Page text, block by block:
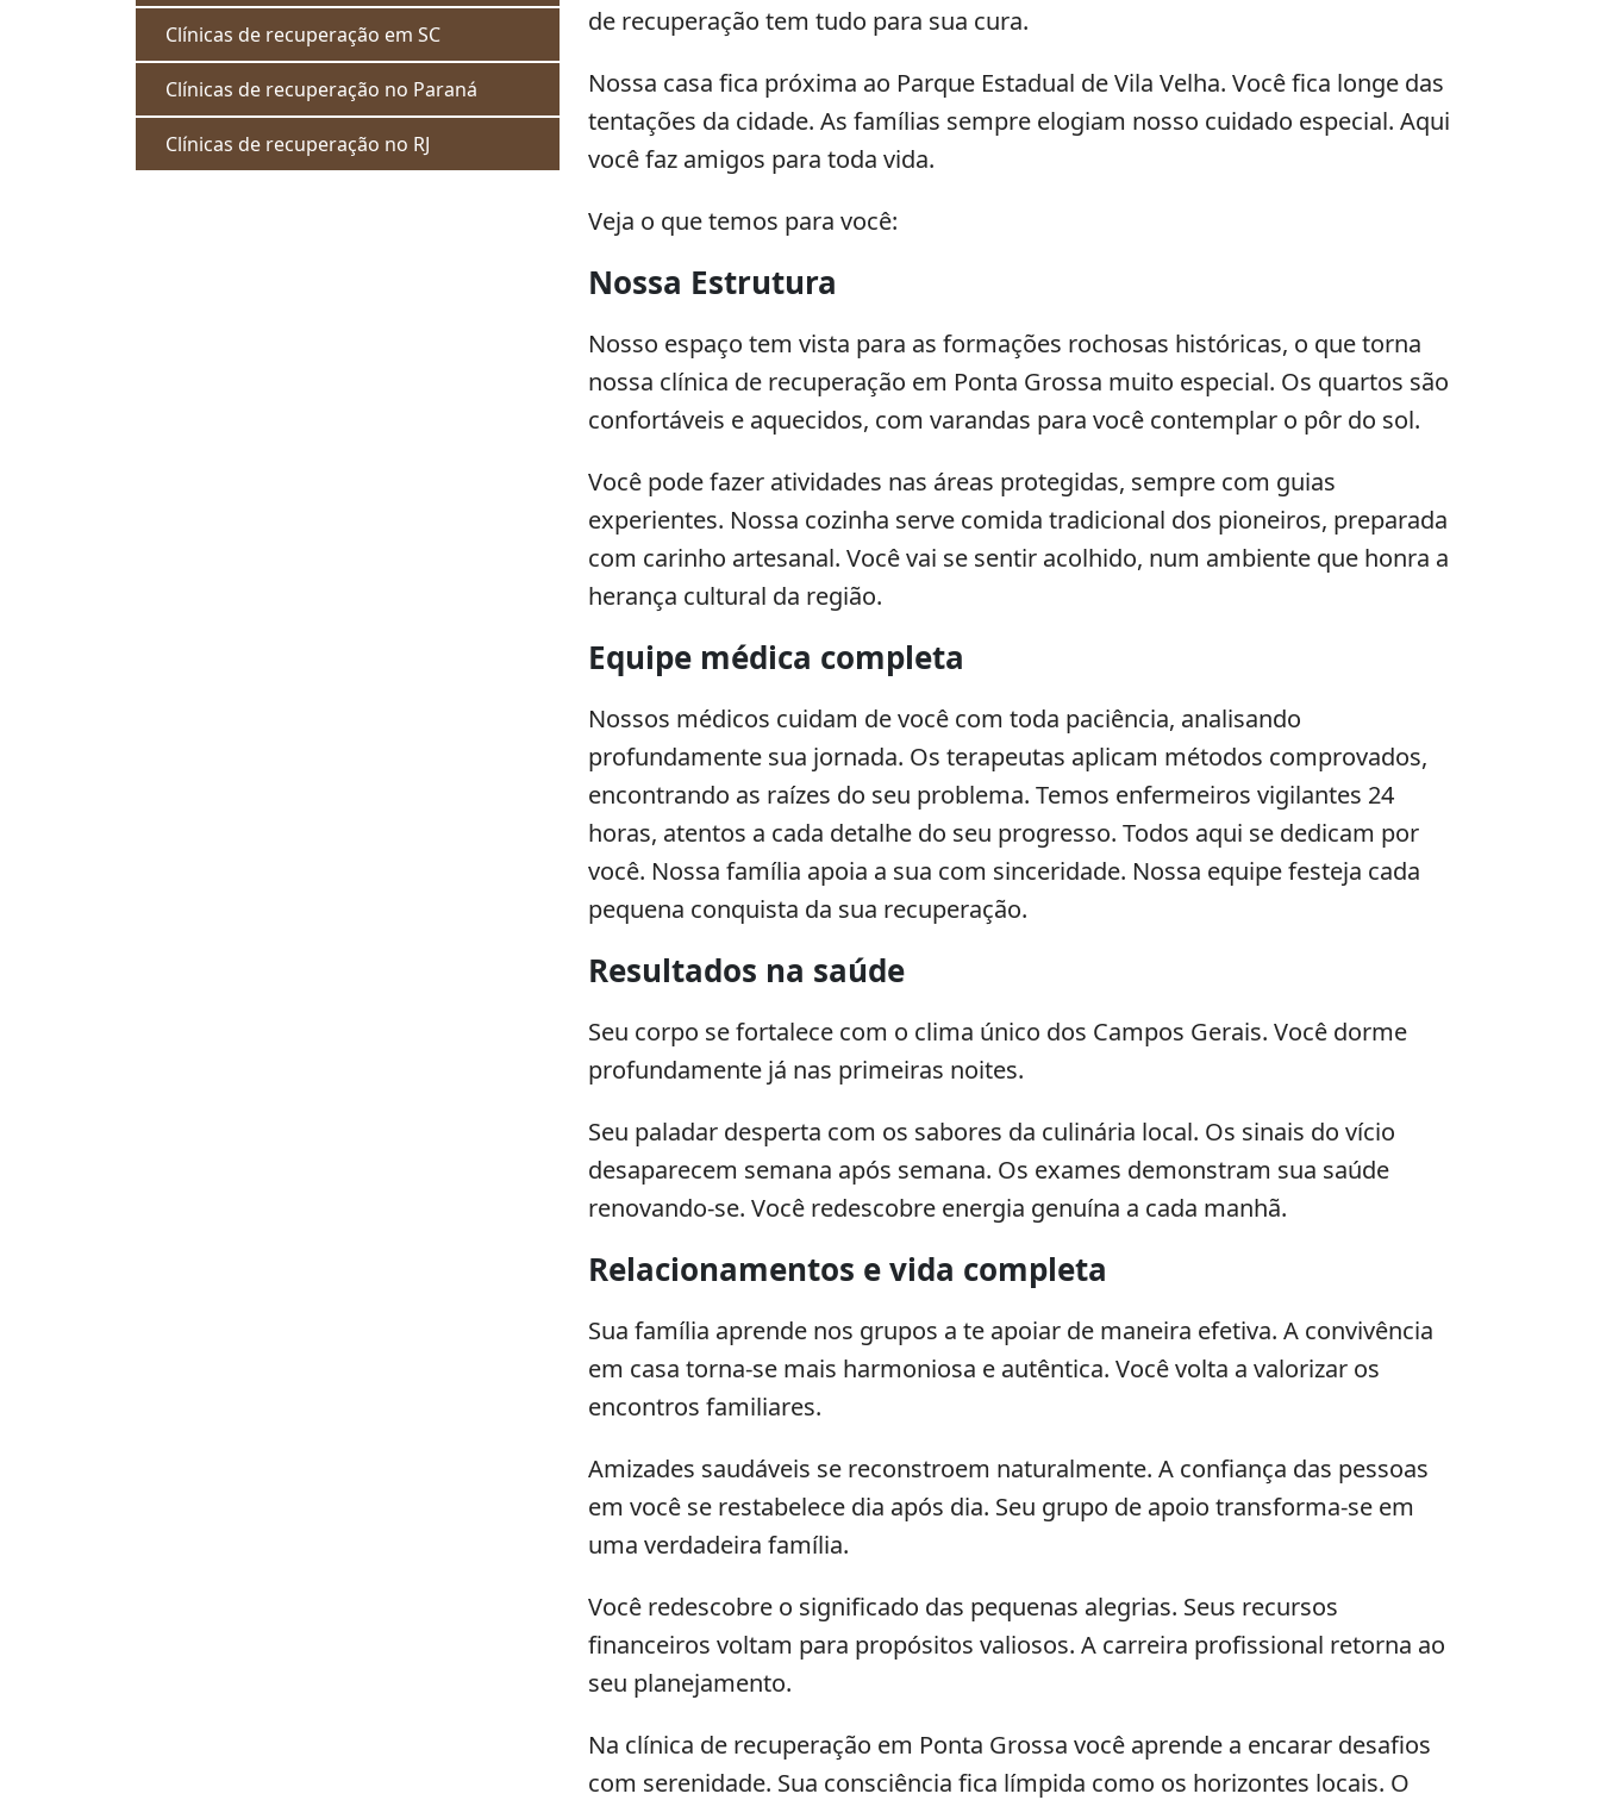
Clínicas de recuperação em SC
Clínicas de recuperação no Paraná
Clínicas de recuperação no RJ
de recuperação tem tudo para sua cura.
Nossa casa fica próxima ao Parque Estadual de Vila Velha. Você fica longe das
tentações da cidade. As famílias sempre elogiam nosso cuidado especial. Aqui
você faz amigos para toda vida.
Veja o que temos para você:
Nossa Estrutura
Nosso espaço tem vista para as formações rochosas históricas, o que torna
nossa clínica de recuperação em Ponta Grossa muito especial. Os quartos são
confortáveis e aquecidos, com varandas para você contemplar o pôr do sol.
Você pode fazer atividades nas áreas protegidas, sempre com guias
experientes. Nossa cozinha serve comida tradicional dos pioneiros, preparada
com carinho artesanal. Você vai se sentir acolhido, num ambiente que honra a
herança cultural da região.
Equipe médica completa
Nossos médicos cuidam de você com toda paciência, analisando
profundamente sua jornada. Os terapeutas aplicam métodos comprovados,
encontrando as raízes do seu problema. Temos enfermeiros vigilantes 24
horas, atentos a cada detalhe do seu progresso. Todos aqui se dedicam por
você. Nossa família apoia a sua com sinceridade. Nossa equipe festeja cada
pequena conquista da sua recuperação.
Resultados na saúde
Seu corpo se fortalece com o clima único dos Campos Gerais. Você dorme
profundamente já nas primeiras noites.
Seu paladar desperta com os sabores da culinária local. Os sinais do vício
desaparecem semana após semana. Os exames demonstram sua saúde
renovando-se. Você redescobre energia genuína a cada manhã.
Relacionamentos e vida completa
Sua família aprende nos grupos a te apoiar de maneira efetiva. A convivência
em casa torna-se mais harmoniosa e autêntica. Você volta a valorizar os
encontros familiares.
Amizades saudáveis se reconstroem naturalmente. A confiança das pessoas
em você se restabelece dia após dia. Seu grupo de apoio transforma-se em
uma verdadeira família.
Você redescobre o significado das pequenas alegrias. Seus recursos
financeiros voltam para propósitos valiosos. A carreira profissional retorna ao
seu planejamento.
Na clínica de recuperação em Ponta Grossa você aprende a encarar desafios
com serenidade. Sua consciência fica límpida como os horizontes locais. O